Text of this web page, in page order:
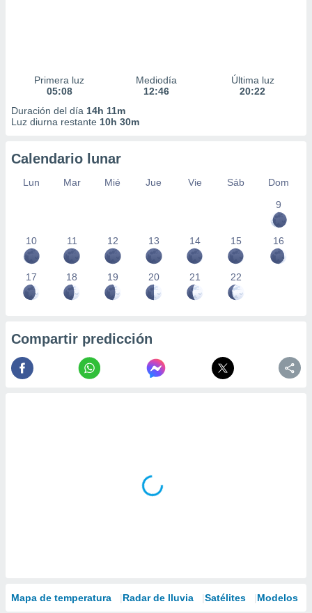
Primera luz
05:08
Mediodía
12:46
Última luz
20:22
Duración del día 14h 11m
Luz diurna restante 10h 30m
Calendario lunar
Lun Mar Mié Jue Vie Sáb
Dom
9
10 11 12 13 14 15 16
17 18 19 20 21 22
Compartir predicción
Mapa de temperatura Radar de lluvia Satélites Modelos